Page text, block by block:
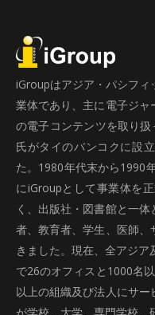
iGroupはアジア・パシフ
業体であり、主に電子ジ
の電子コンテンツを取り
氏がタイのバンコクに設
た。1980年代末から1990
にiGroupとして事業体を
く、出版社・図書館と一
者、教育者、学生、医師、
きました。現在、全アジ
で26のオフィスと1000名
以上の組織及び法人にサ